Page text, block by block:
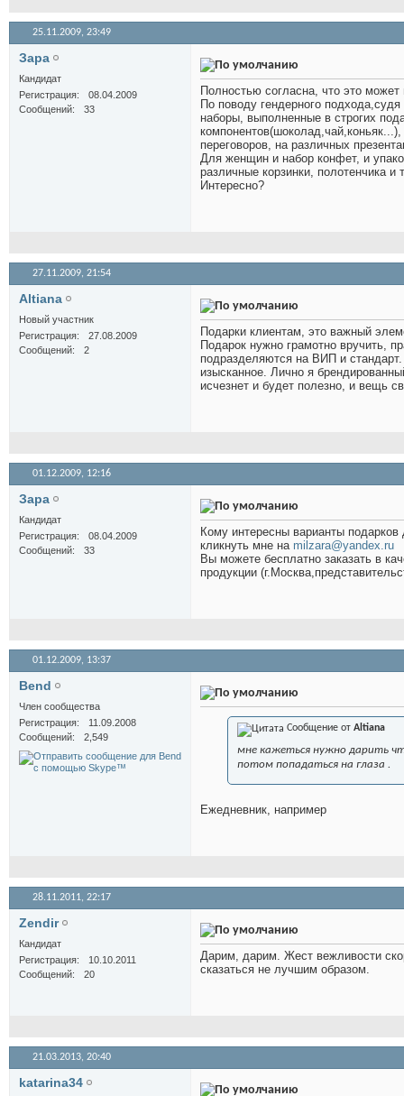
25.11.2009, 23:49
Зара
Кандидат
Регистрация
08.04.2009
Сообщений
33
Полностью согласна, что это
По поводу гендерного
наборы, выполненные в строгих
переговоров, на различных
Для женщин и набор конфет, и
различные корзинки, полотенчика и
Интересно?
27.11.2009, 21:54
Altiana
Новый участник
Регистрация
27.08.2009
Сообщений
2
Подарки клиентам, это важный
Подарок нужно грамотно вручить,
подразделяются на ВИП и
изысканное. Лично я
исчезнет и будет полезно, и вещь
01.12.2009, 12:16
Зара
Кандидат
Регистрация
08.04.2009
Сообщений
33
Кому интересны варианты
кликнуть мне на milzara@yandex.ru
Вы можете бесплатно заказать в
продукции
01.12.2009, 13:37
Bend
Член сообщества
Регистрация
11.09.2008
Сообщений
2,549
Сообщение от Altiana
мне кажеться нужно дарить
потом попадаться на глаза .
Ежедневник, например
28.11.2011, 22:17
Zendir
Кандидат
Регистрация
10.10.2011
Сообщений
20
Дарим, дарим. Жест вежливости
сказаться не лучшим образом.
21.03.2013, 20:40
katarina34